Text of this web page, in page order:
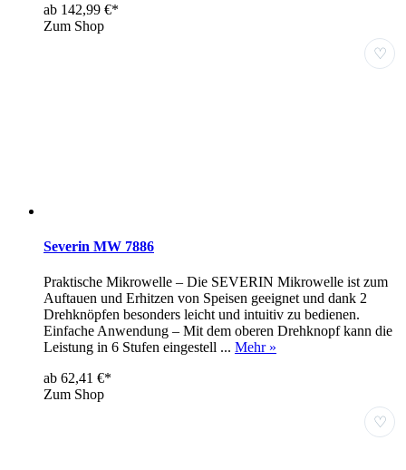
ab 142,99 €*
Zum Shop
♡
Severin MW 7886
Praktische Mikrowelle – Die SEVERIN Mikrowelle ist zum
Auftauen und Erhitzen von Speisen geeignet und dank 2
Drehknöpfen besonders leicht und intuitiv zu bedienen.
Einfache Anwendung – Mit dem oberen Drehknopf kann die
Leistung in 6 Stufen eingestell ... Mehr »
ab 62,41 €*
Zum Shop
♡